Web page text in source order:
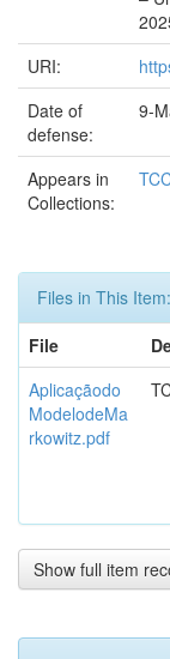
URI:
Date of
defense:
9-
Appears in
Collections:
Files in This Item:
File
Aplicaçãodo
ModelodeMa
rkowitz.pdf
Show full item